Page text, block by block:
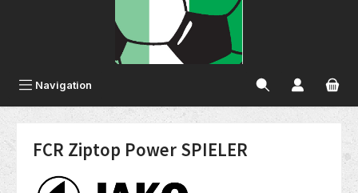
Navigation
FCR Ziptop Power SPIELER